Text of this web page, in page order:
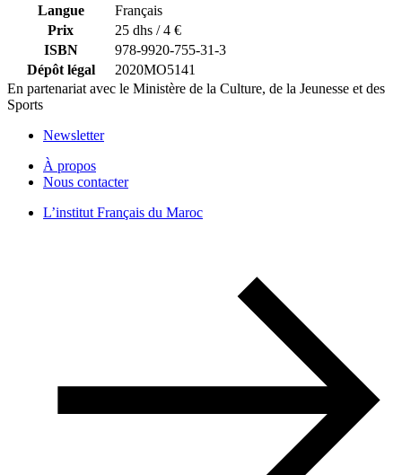
Langue
Français
Prix
25 dhs / 4 €
ISBN
978-9920-755-31-3
Dépôt légal
2020MO5141
En partenariat avec le Ministère de la Culture, de la Jeunesse et des
Sports
Newsletter
À propos
Nous contacter
L’institut Français du Maroc